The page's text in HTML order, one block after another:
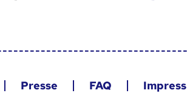
Presse FAQ